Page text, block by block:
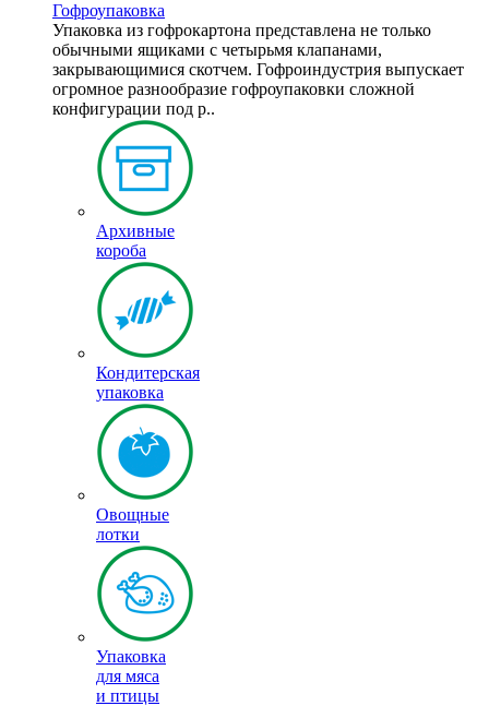
Гофроупаковка
Упаковка из гофрокартона представлена не только
обычными ящиками с четырьмя клапанами,
закрывающимися скотчем. Гофроиндустрия выпускает
огромное разнообразие гофроупаковки сложной
конфигурации под р..
Архивные
короба
Кондитерская
упаковка
Овощные
лотки
Упаковка
для мяса
и птицы